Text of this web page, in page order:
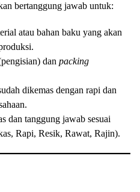
bertanggung jawab untuk:
atau bahan baku yang akan
dan packing
dikemas dengan rapi dan
dan tanggung jawab sesuai
Rapi, Resik, Rawat, Rajin).